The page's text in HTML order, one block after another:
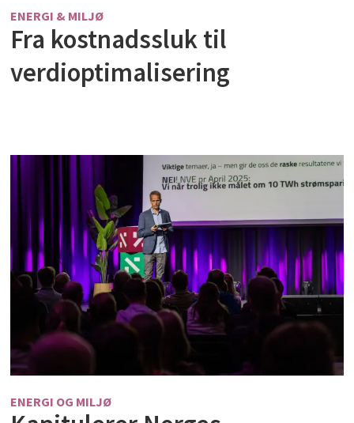
ENERGI & MILJØ
Fra kostnadssluk til
verdioptimalisering
ENERGI OG MILJØ